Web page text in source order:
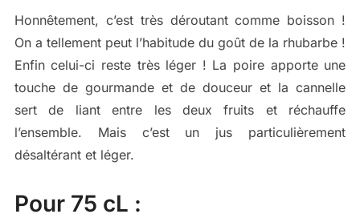
Honnêtement, c’est très déroutant comme boisson !
On a tellement peut l’habitude du goût de la rhubarbe !
Enfin celui-ci reste très léger ! La poire apporte une
touche de gourmande et de douceur et la cannelle
sert de liant entre les deux fruits et réchauffe
l’ensemble. Mais c’est un jus particulièrement
désaltérant et léger.
Pour 75 cL :